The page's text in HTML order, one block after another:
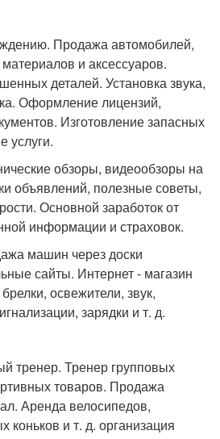
Продажа автомобилей,
и аксессуаров.
деталей. Установка звука,
Оформление лицензий,
Изготовление запасных
услуги.
обзоры, видеообзоры на
объявлений, полезные советы,
Основной заработок от
информации и страховок.
машин через доски
сайты. Интернет - магазин
освежители, звук,
зарядки и т. д.
тренер. Тренер групповых
товаров. Продажа
Аренда велосипедов,
коньков и т. д. организация